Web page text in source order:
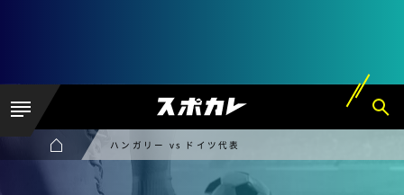
ハンガリー vs ドイツ代表